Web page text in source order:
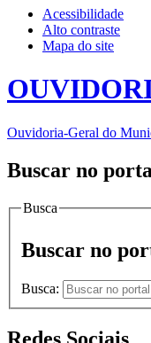
Acessibilidade
Alto contraste
Mapa do site
Ouvidoria-Geral do
Buscar no
Busca
Buscar no
Busca: